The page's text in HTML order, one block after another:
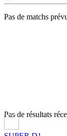
Pas de matchs
Pas de résultats